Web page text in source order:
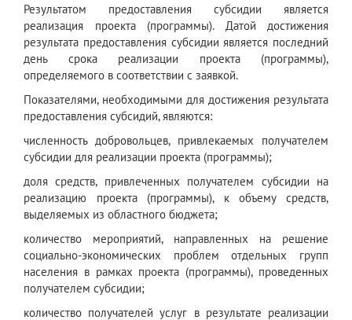
Результатом предоставления субсидии является
реализация проекта (программы). Датой достижения
результата предоставления субсидии является последний
день срока реализации проекта (программы),
определяемого в соответствии с заявкой.
Показателями, необходимыми для достижения результата
предоставления субсидий, являются:
численность добровольцев, привлекаемых получателем
субсидии для реализации проекта (программы);
доля средств, привлеченных получателем субсидии на
реализацию проекта (программы), к объему средств,
выделяемых из областного бюджета;
количество мероприятий, направленных на решение
социально-экономических проблем отдельных групп
населения в рамках проекта (программы), проведенных
получателем субсидии;
количество получателей услуг в результате реализации